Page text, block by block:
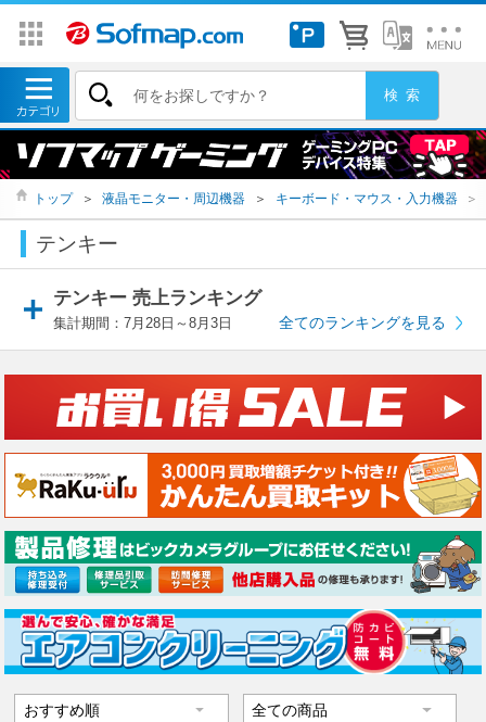
トップ ＞ 液晶モニター・周辺機器 ＞ キーボード・マウス・入力機器 ＞
テンキー
テンキー 売上ランキング
集計期間：7月28日～8月3日 全てのランキングを見る